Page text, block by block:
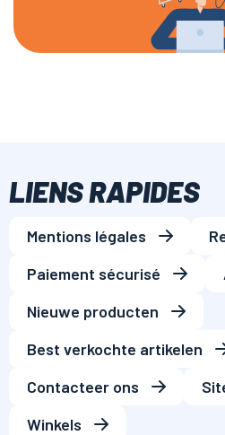
LIENS RAPIDES
Mentions légales
Paiement sécurisé
Nieuwe producten
Best verkochte artikelen
Contacteer ons
Winkels